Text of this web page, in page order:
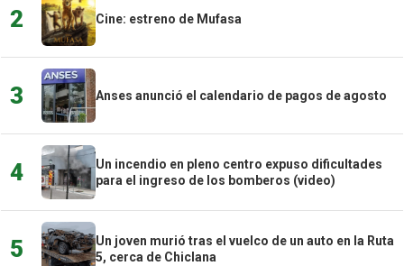
2 Cine: estreno de Mufasa
3 Anses anunció el calendario de pagos de agosto
4
Un incendio en pleno centro expuso dificultades
para el ingreso de los bomberos (video)
5
Un joven murió tras el vuelco de un auto en la Ruta
5, cerca de Chiclana